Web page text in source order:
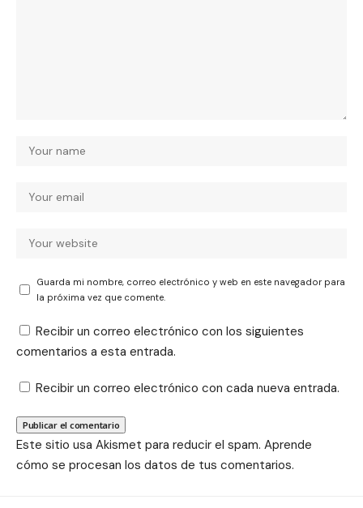
Guarda mi nombre, correo electrónico y web en este navegador para
la próxima vez que comente.
Recibir un correo electrónico con los siguientes
comentarios a esta entrada.
Recibir un correo electrónico con cada nueva entrada.
Este sitio usa Akismet para reducir el spam. Aprende
cómo se procesan los datos de tus comentarios.